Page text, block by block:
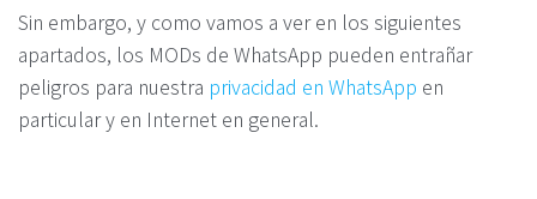
Sin embargo, y como vamos a ver en los siguientes
apartados, los MODs de WhatsApp pueden entrañar
peligros para nuestra privacidad en WhatsApp en
particular y en Internet en general.